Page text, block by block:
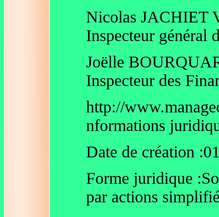
Nicolas JACHIET
Inspecteur général
Joëlle
Inspecteur des
http://
nformations
Date de création
Forme juridique
par actions